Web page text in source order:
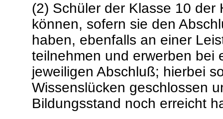
(2) Schüler der Klasse 10
können, sofern sie den
haben, ebenfalls an einer
teilnehmen und erwerben bei
jeweiligen Abschluß; hierbei
Wissenslücken geschlossen
Bildungsstand noch erreicht